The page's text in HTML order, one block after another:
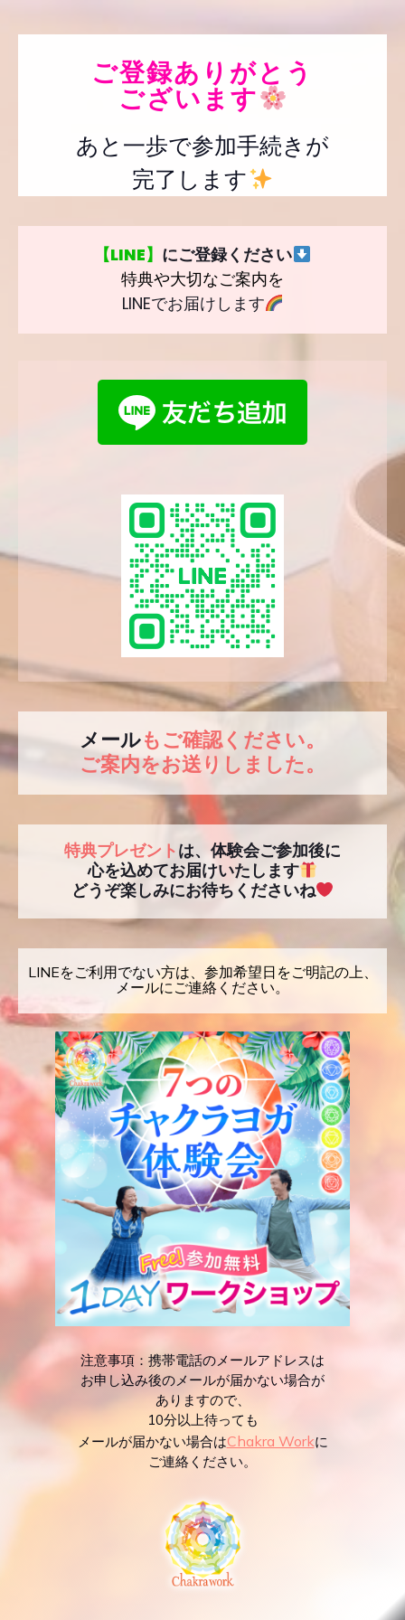
ご登録ありがとう
ございます
あと一歩で参加手続きが
完了します
【LINE】 にご登録ください
特典や大切なご案内を
LINEでお届けします
メールもご確認ください。
ご案内をお送りしました。
特典プレゼントは、体験会ご参加後に
心を込めてお届けいたします
どうぞ楽しみにお待ちくださいね
LINEをご利用でない方は、参加希望日をご明記の上、
メールにご連絡ください。
注意事項：携帯電話のメールアドレスは
お申し込み後のメールが届かない場合が
ありますので、
10分以上待っても
メールが届かない場合はChakra Workに
ご連絡ください。